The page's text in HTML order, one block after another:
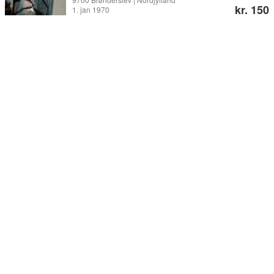
Sadler og underlag1. jan 1970
kr. 150